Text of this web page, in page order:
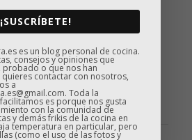
de que naciera este blog.
que constituye el Santo
estadounidense, la receta
calidad de los Maestros de
Hay libros enteros que
…Continúa leyendo
¡SUSCRÍBETE!
es un blog personal de cocina.
consejos y opiniones que
probado o que nos han
contactar con nosotros,
a
Toda la
es porque nos gusta
con la comunidad de
y demás frikis de la cocina en
temperatura en particular, pero
(como el uso de las fotos y